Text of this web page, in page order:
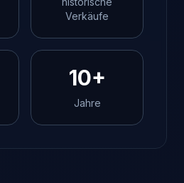
Verkäufe
10+
Jahre